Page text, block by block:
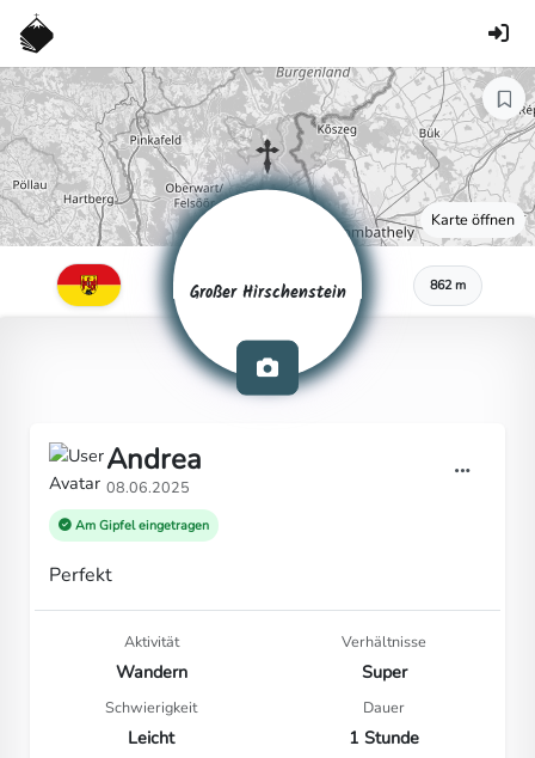
Karte öffnen
Großer Hirschenstein 862 m
Andrea
08.06.2025
Am Gipfel eingetragen
Perfekt
Aktivität
Wandern
Verhältnisse
Super
Schwierigkeit
Leicht
Dauer
1 Stunde